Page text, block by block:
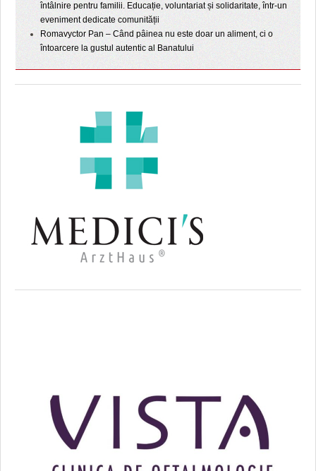
întâlnire pentru familii. Educație, voluntariat și solidaritate, într-un
eveniment dedicate comunității
Romavyctor Pan – Când pâinea nu este doar un aliment, ci o
întoarcere la gustul autentic al Banatului